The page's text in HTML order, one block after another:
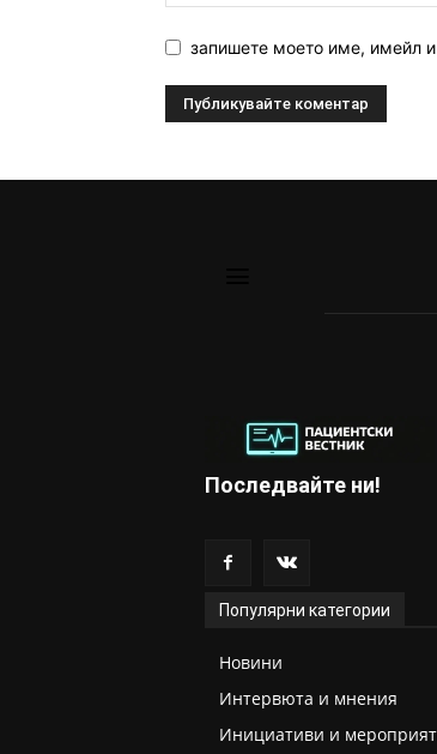
запишете моето име, имейл и
Последвайте ни!
Популярни категории
Новини
Интервюта и мнения
Инициативи и